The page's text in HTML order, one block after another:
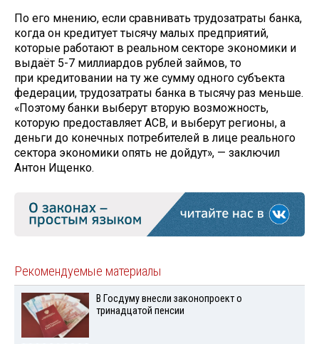
По его мнению, если сравнивать трудозатраты банка,
когда он кредитует тысячу малых предприятий,
которые работают в реальном секторе экономики и
выдаёт 5-7 миллиардов рублей займов, то
при кредитовании на ту же сумму одного субъекта
федерации, трудозатраты банка в тысячу раз меньше.
«Поэтому банки выберут вторую возможность,
которую предоставляет АСВ, и выберут регионы, а
деньги до конечных потребителей в лице реального
сектора экономики опять не дойдут», — заключил
Антон Ищенко.
Рекомендуемые материалы
В Госдуму внесли законопроект о
тринадцатой пенсии